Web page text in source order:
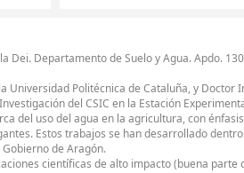
Dei. Departamento de Suelo y Agua. Apdo.
Universidad Politécnica de Cataluña, y
del CSIC en la Estación
del uso del agua en la agricultura, con
Estos trabajos se han desarrollado
Gobierno de Aragón.
científicas de alto impacto (buena